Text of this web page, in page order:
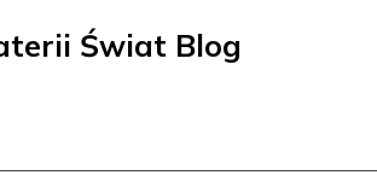
Świat Blog